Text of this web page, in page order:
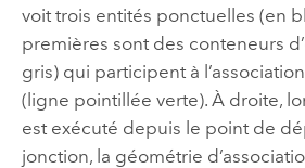
voit trois entités ponctuelles (en
premières sont des conteneurs
gris) qui participent à
(ligne pointillée verte). À droite,
est exécuté depuis le point de
jonction, la géométrie